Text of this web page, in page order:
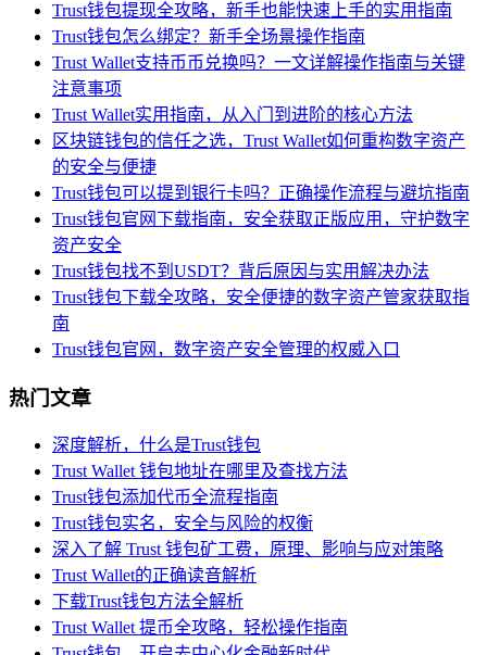
Trust钱包提现全攻略，新手也能快速上手的实用指南
Trust钱包怎么绑定？新手全场景操作指南
Trust Wallet支持币币兑换吗？一文详解操作指南与关键
注意事项
Trust Wallet实用指南，从入门到进阶的核心方法
区块链钱包的信任之选，Trust Wallet如何重构数字资产
的安全与便捷
Trust钱包可以提到银行卡吗？正确操作流程与避坑指南
Trust钱包官网下载指南，安全获取正版应用，守护数字
资产安全
Trust钱包找不到USDT？背后原因与实用解决办法
Trust钱包下载全攻略，安全便捷的数字资产管家获取指
南
Trust钱包官网，数字资产安全管理的权威入口
热门文章
深度解析，什么是Trust钱包
Trust Wallet 钱包地址在哪里及查找方法
Trust钱包添加代币全流程指南
Trust钱包实名，安全与风险的权衡
深入了解 Trust 钱包矿工费，原理、影响与应对策略
Trust Wallet的正确读音解析
下载Trust钱包方法全解析
Trust Wallet 提币全攻略，轻松操作指南